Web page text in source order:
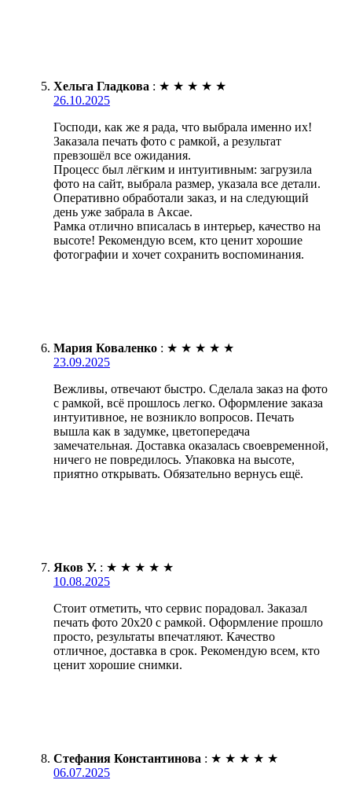
Хельга Гладкова : ★ ★ ★ ★ ★
26.10.2025
Господи, как же я рада, что выбрала именно их!
Заказала печать фото с рамкой, а результат
превзошёл все ожидания.
Процесс был лёгким и интуитивным: загрузила
фото на сайт, выбрала размер, указала все детали.
Оперативно обработали заказ, и на следующий
день уже забрала в Аксае.
Рамка отлично вписалась в интерьер, качество на
высоте! Рекомендую всем, кто ценит хорошие
фотографии и хочет сохранить воспоминания.
Мария Коваленко : ★ ★ ★ ★ ★
23.09.2025
Вежливы, отвечают быстро. Сделала заказ на фото
с рамкой, всё прошлось легко. Оформление заказа
интуитивное, не возникло вопросов. Печать
вышла как в задумке, цветопередача
замечательная. Доставка оказалась своевременной,
ничего не повредилось. Упаковка на высоте,
приятно открывать. Обязательно вернусь ещё.
Яков У. : ★ ★ ★ ★ ★
10.08.2025
Стоит отметить, что сервис порадовал. Заказал
печать фото 20х20 с рамкой. Оформление прошло
просто, результаты впечатляют. Качество
отличное, доставка в срок. Рекомендую всем, кто
ценит хорошие снимки.
Стефания Константинова : ★ ★ ★ ★ ★
06.07.2025